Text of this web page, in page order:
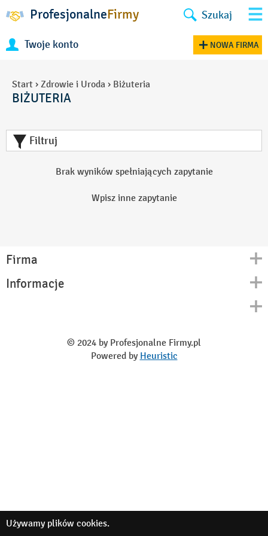
ProfesjonalneFirmy Szukaj
Twoje konto NOWA FIRMA
Start › Zdrowie i Uroda › Biżuteria
BIŻUTERIA
Filtruj
Brak wyników spełniających zapytanie
Wpisz inne zapytanie
Firma
Kontakt
Informacje
© 2024 by Profesjonalne Firmy.pl
Powered by Heuristic
Używamy plików cookies.